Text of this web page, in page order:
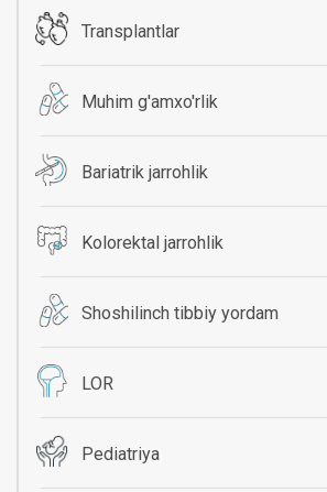
Transplantlar
Muhim g'amxo'rlik
Bariatrik jarrohlik
Kolorektal jarrohlik
Shoshilinch tibbiy yordam
LOR
Pediatriya